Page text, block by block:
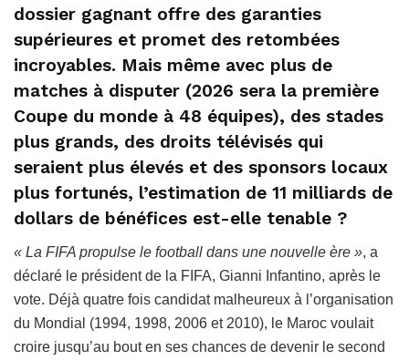
dossier gagnant offre des garanties
supérieures et promet des retombées
incroyables. Mais même avec plus de
matches à disputer (2026 sera la première
Coupe du monde à 48 équipes), des stades
plus grands, des droits télévisés qui
seraient plus élevés et des sponsors locaux
plus fortunés, l’estimation de 11 milliards de
dollars de bénéfices est-elle tenable ?
« La FIFA propulse le football dans une nouvelle ère », a
déclaré le président de la FIFA, Gianni Infantino, après le
vote. Déjà quatre fois candidat malheureux à l’organisation
du Mondial (1994, 1998, 2006 et 2010), le Maroc voulait
croire jusqu’au bout en ses chances de devenir le second